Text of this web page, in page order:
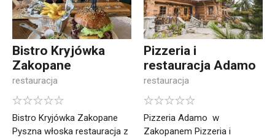
Bistro Kryjówka
Zakopane
restauracja
Bistro Kryjówka Zakopane
Pyszna włoska restauracja z
Pizzeria i
restauracja Adamo
restauracja
Pizzeria Adamo w
Zakopanem Pizzeria i